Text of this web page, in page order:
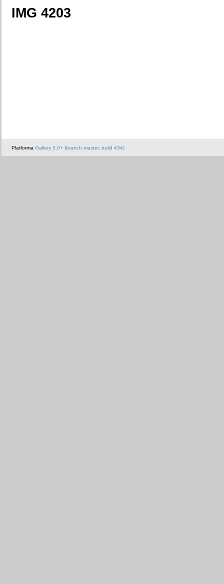
IMG 4203
Platforma Gallery 3.0+ (branch master, build 434)